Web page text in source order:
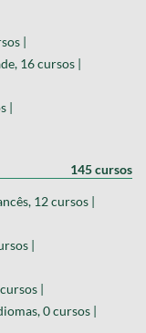
|
16 cursos |
|
145 cursos
12 cursos |
|
|
0 cursos |